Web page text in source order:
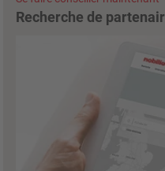
Recherche de